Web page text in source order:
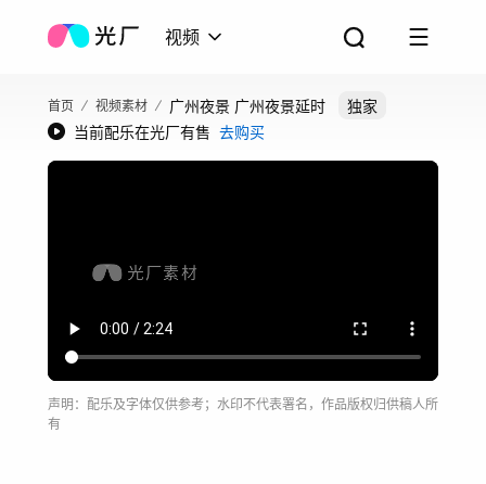
视频
首页 视频素材 广州夜景 广州夜景延时
独家
当前配乐在光厂有售 去购买
声明：配乐及字体仅供参考；水印不代表署名，作品版权归供稿人所
有